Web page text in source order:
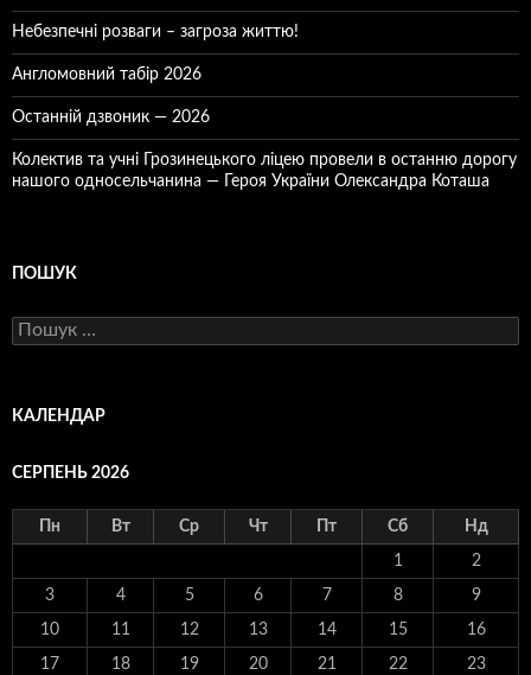
Небезпечні розваги – загроза життю!
Англомовний табір 2026
Останній дзвоник — 2026
Колектив та учні Грозинецького ліцею провели в останню дорогу
нашого односельчанина — Героя України Олександра Коташа
ПОШУК
Пошук:
КАЛЕНДАР
СЕРПЕНЬ 2026
Пн Вт Ср Чт Пт Сб Нд
1 2
3 4 5 6 7 8 9
10 11 12 13 14 15 16
17 18 19 20 21 22 23